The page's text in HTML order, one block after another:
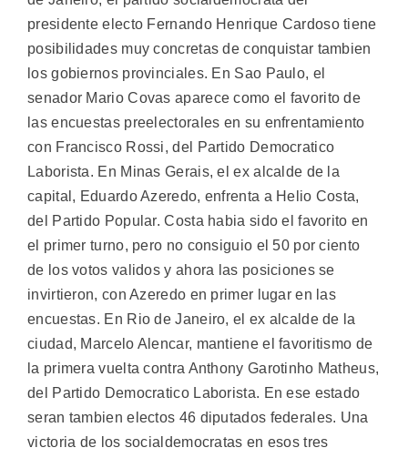
presidente electo Fernando Henrique Cardoso tiene
posibilidades muy concretas de conquistar tambien
los gobiernos provinciales. En Sao Paulo, el
senador Mario Covas aparece como el favorito de
las encuestas preelectorales en su enfrentamiento
con Francisco Rossi, del Partido Democratico
Laborista. En Minas Gerais, el ex alcalde de la
capital, Eduardo Azeredo, enfrenta a Helio Costa,
del Partido Popular. Costa habia sido el favorito en
el primer turno, pero no consiguio el 50 por ciento
de los votos validos y ahora las posiciones se
invirtieron, con Azeredo en primer lugar en las
encuestas. En Rio de Janeiro, el ex alcalde de la
ciudad, Marcelo Alencar, mantiene el favoritismo de
la primera vuelta contra Anthony Garotinho Matheus,
del Partido Democratico Laborista. En ese estado
seran tambien electos 46 diputados federales. Una
victoria de los socialdemocratas en esos tres